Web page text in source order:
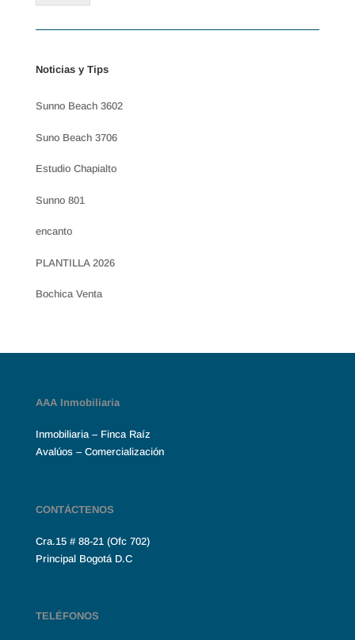
Noticias y Tips
Sunno Beach 3602
Suno Beach 3706
Estudio Chapialto
Sunno 801
encanto
PLANTILLA 2026
Bochica Venta
AAA Inmobiliaria
Inmobiliaria – Finca Raíz
Avalúos – Comercialización
CONTÁCTENOS
Cra.15 # 88-21 (Ofc 702)
Principal Bogotá D.C
TELÉFONOS